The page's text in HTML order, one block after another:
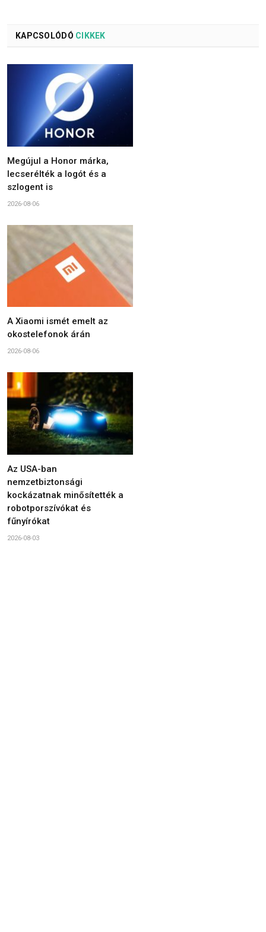
KAPCSOLÓDÓ CIKKEK
Megújul a Honor márka,
lecserélték a logót és a
szlogent is
2026-08-06
A Xiaomi ismét emelt az
okostelefonok árán
2026-08-06
Az USA-ban
nemzetbiztonsági
kockázatnak minősítették a
robotporszívókat és
fűnyírókat
2026-08-03